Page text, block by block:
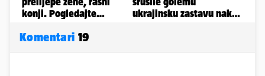
Komentari 19